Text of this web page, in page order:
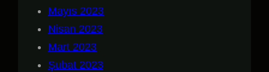
Mayıs 2023
Nisan 2023
Mart 2023
Şubat 2023